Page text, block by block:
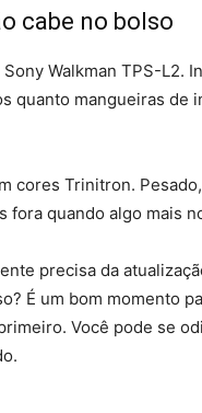
cabe no bolso
Walkman TPS-L2.
quanto mangueiras de
cores Trinitron.
fora quando algo mais
precisa da
É um bom momento
Você pode se